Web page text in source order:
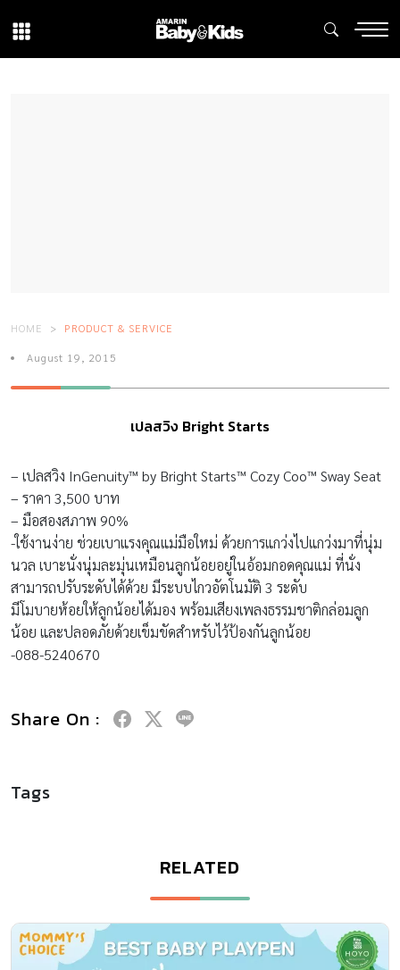
HOME PRODUCT & SERVICE
August 19, 2015
เปลสวิง Bright Starts
– เปลสวิง InGenuity™ by Bright Starts™ Cozy Coo™ Sway Seat
– ราคา 3,500 บาท
– มือสองสภาพ 90%
-ใช้งานง่าย ช่วยเบาแรงคุณแม่มือใหม่ ด้วยการแกว่งไปแกว่งมาที่นุ่ม
นวล เบาะนั่งนุ่มละมุ่นเหมือนลูกน้อยอยู่ในอ้อมกอดคุณแม่ ที่นั่ง
สามารถปรับระดับได้ด้วย มีระบบไกวอัตโนมัติ 3 ระดับ
มีโมบายห้อยให้ลูกน้อยได้มอง พร้อมเสียงเพลงธรรมชาติกล่อมลูก
น้อย และปลอดภัยด้วยเข็มขัดสำหรับไว้ป้องกันลูกน้อย
-088-5240670
Share On :
Tags
RELATED